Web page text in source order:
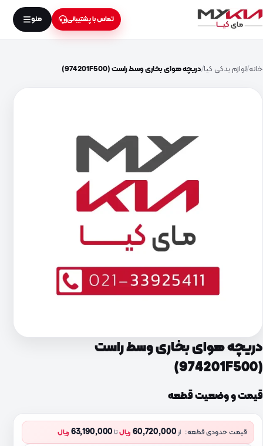
تماس با پشتیبانی منو
خانه لوازم یدکی کیا دریچه هوای بخاری وسط راست (974201F500)
دریچه هوای بخاری وسط راست
(974201F500)
قیمت و وضعیت قطعه
قیمت حدودی قطعه: از60,720,000 ریالتا63,190,000 ریال